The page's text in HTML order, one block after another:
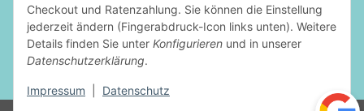
Checkout und Ratenzahlung. Sie können die Einstellung
jederzeit ändern (Fingerabdruck-Icon links unten). Weitere
Details finden Sie unter Konfigurieren und in unserer
Datenschutzerklärung.
Impressum Datenschutz